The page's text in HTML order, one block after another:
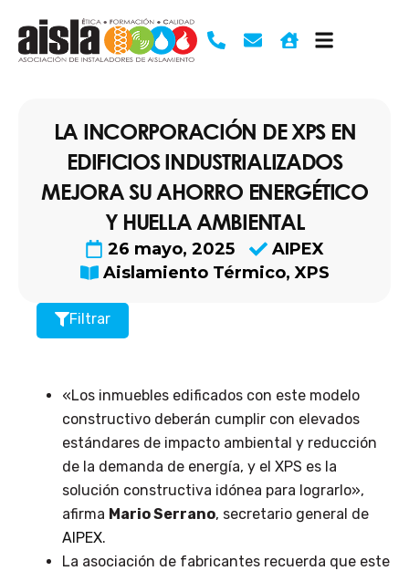
contenido
LA INCORPORACIÓN DE XPS EN
EDIFICIOS INDUSTRIALIZADOS
MEJORA SU AHORRO ENERGÉTICO
Y HUELLA AMBIENTAL
26 mayo, 2025
AIPEX
Aislamiento Térmico,XPS
Filtrar
«Los inmuebles edificados con este modelo
constructivo deberán cumplir con elevados
estándares de impacto ambiental y reducción
de la demanda de energía, y el XPS es la
solución constructiva idónea para lograrlo»,
afirma Mario Serrano, secretario general de
AIPEX.
La asociación de fabricantes recuerda que este